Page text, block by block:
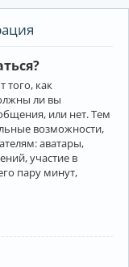
того, как
ли вы
или нет. Тем
возможности,
аватары,
участие в
пару минут,